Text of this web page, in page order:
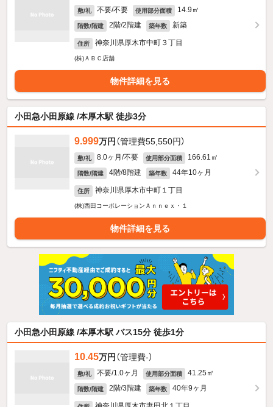
敷/礼 不要/不要 使用部分面積 14.9㎡
階数/階建 2階/2階建 築年数 新築
住所 神奈川県厚木市中町３丁目
(株)ＡＢＣ店舗
物件詳細を見る
小田急小田原線 /本厚木駅 徒歩3分
9.999万円 （管理費55,550円）
敷/礼 8.0ヶ月/不要 使用部分面積 166.61㎡
階数/階建 4階/8階建 築年数 44年10ヶ月
住所 神奈川県厚木市中町１丁目
(株)西田コーポレーションＡｎｎｅｘ・１
物件詳細を見る
小田急小田原線 /本厚木駅 バス15分 徒歩1分
10.45万円 （管理費-）
敷/礼 不要/1.0ヶ月 使用部分面積 41.25㎡
階数/階建 2階/3階建 築年数 40年9ヶ月